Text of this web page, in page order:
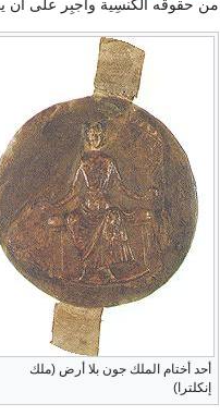
من حقوقه الكَنسِية وأُجبِر على أن
أحد أختام الملك جون بلا أرض (ملك
إنكلترا)